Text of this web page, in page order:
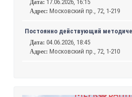
Дата: 17.06.2026, 16:15
Адрес: Московский пр., 72, 1-219
Постоянно действующий
Дата:04.06.2026, 18:45
Адрес: Московский пр., 72, 1-210